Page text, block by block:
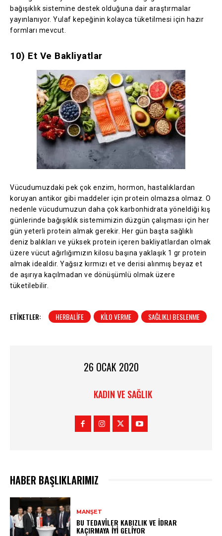
bağışıklık sistemine destek olduğuna dair araştırmalar
yayınlanıyor. Yulaf kepeğinin kolayca tüketilmesi için hazır
formları mevcut.
10) Et Ve Bakliyatlar
Vücudumuzdaki pek çok enzim, hormon, hastalıklardan
koruyan antikor gibi maddeler için protein olmazsa olmaz. O
nedenle vücudumuzun daha çok karbonhidrata yöneldiği kış
günlerinde bağışıklık sistemimizin düzgün çalışması için her
gün yeterli protein almak gerekir. Her gün başta sağlıklı
deniz balıkları ve yüksek protein içeren bakliyatlardan olmak
üzere vücut ağırlığımızın kilosu başına yaklaşık 1 gr protein
almak idealdir. Yağsız kırmızı et ve derisi alınmış beyaz et
de aşırıya kaçılmadan ve dönüşümlü olmak üzere
tüketilebilir.
ETIKETLER: HERBALIFE KILO VERME SAĞLIKLI BESLENME
26 OCAK 2020
KADIN VE SAĞLIK
HABER BAŞLIKLARIMIZ
MANŞET
BU TEDAVILER KABIZLIK VE İDRAR
KAÇIRMAYA İYI GELIYOR